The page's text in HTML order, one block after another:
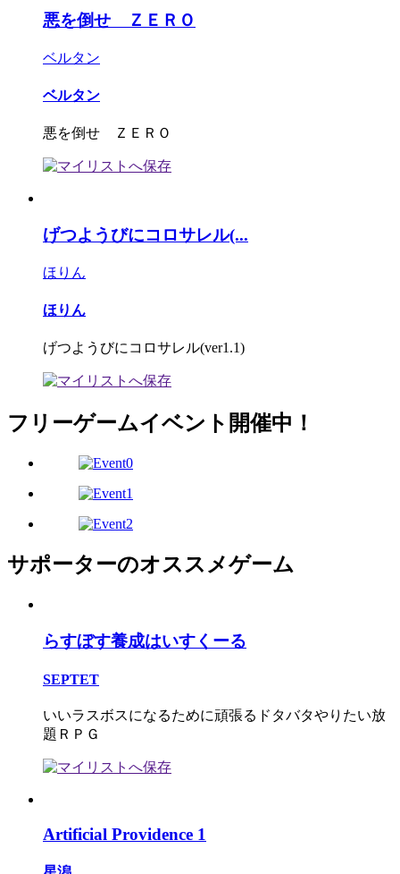
悪を倒せ ＺＥＲＯ
ベルタン
ベルタン
悪を倒せ ＺＥＲＯ
げつようびにコロサレル(...
ほりん
ほりん
げつようびにコロサレル(ver1.1)
フリーゲームイベント開催中！
サポーターのオススメゲーム
らすぼす養成はいすくーる
SEPTET
いいラスボスになるために頑張るドタバタやりたい放
題ＲＰＧ
Artificial Providence 1